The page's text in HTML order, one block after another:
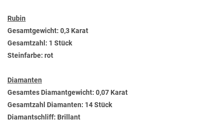
Rubin
Gesamtgewicht: 0,3 Karat
Gesamtzahl: 1 Stück
Steinfarbe: rot
Diamanten
Gesamtes Diamantgewicht: 0,07 Karat
Gesamtzahl Diamanten: 14 Stück
Diamantschliff: Brillant